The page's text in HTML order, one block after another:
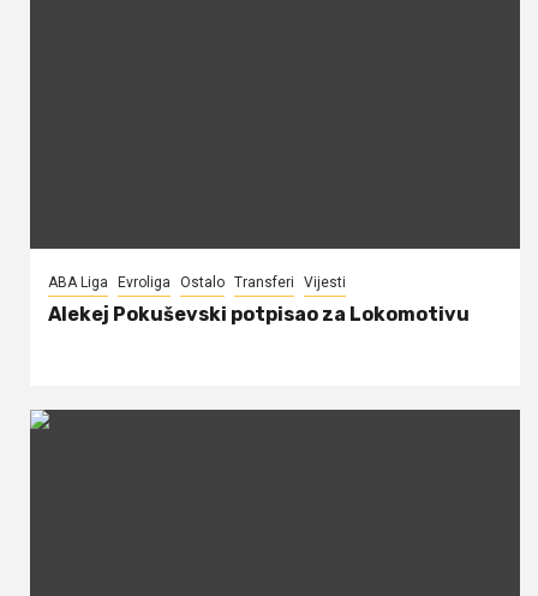
ABA Liga Evroliga Ostalo Transferi Vijesti
Alekej Pokuševski potpisao za Lokomotivu